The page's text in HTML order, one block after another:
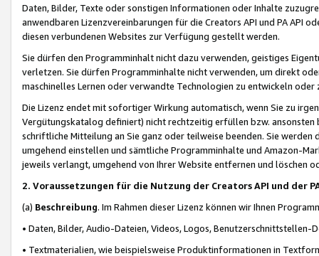
Daten, Bilder, Texte oder sonstigen Informationen oder Inhalte
anwendbaren Lizenzvereinbarungen für die Creators API und PA API
diesen verbundenen Websites zur Verfügung gestellt werden.
Sie dürfen den Programminhalt nicht dazu verwenden, geistiges
verletzen. Sie dürfen Programminhalte nicht verwenden, um direkt
maschinelles Lernen oder verwandte Technologien zu entwickeln
Die Lizenz endet mit sofortiger Wirkung automatisch, wenn Sie zu
Vergütungskatalog definiert) nicht rechtzeitig erfüllen bzw. ansonsten
schriftliche Mitteilung an Sie ganz oder teilweise beenden. Sie werden
umgehend einstellen und sämtliche Programminhalte und Amazon-
jeweils verlangt, umgehend von Ihrer Website entfernen und löschen
2. Voraussetzungen für die Nutzung der Creators API und der
(a) Beschreibung. Im Rahmen dieser Lizenz können wir Ihnen
• Daten, Bilder, Audio-Dateien, Videos, Logos, Benutzerschnittstellen-
• Textmaterialien, wie beispielsweise Produktinformationen in